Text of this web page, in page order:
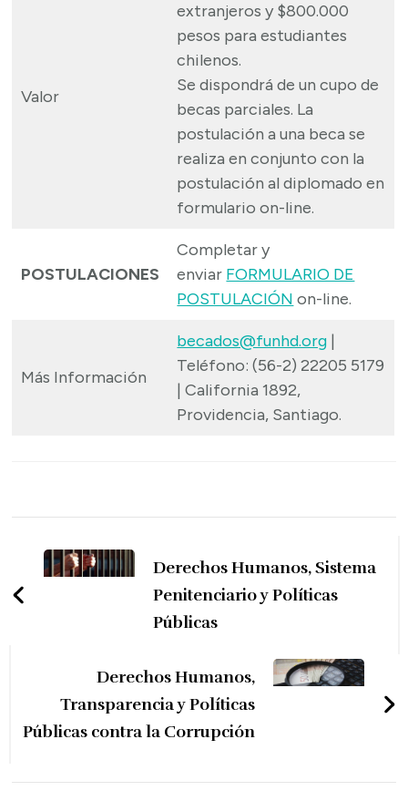
Valor
extranjeros y $800.000
pesos para estudiantes
chilenos.
Se dispondrá de un cupo de
becas parciales. La
postulación a una beca se
realiza en conjunto con la
postulación al diplomado en
formulario on-line.
POSTULACIONES
Completar y
enviar FORMULARIO DE
POSTULACIÓN on-line.
Más Información
becados@funhd.org |
Teléfono: (56-2) 22205 5179
| California 1892,
Providencia, Santiago.
de
entradas
Derechos Humanos, Sistema
Penitenciario y Políticas
Públicas
Derechos Humanos,
Transparencia y Políticas
Públicas contra la Corrupción